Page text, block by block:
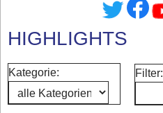
HIGHLIGHTS
Kategorie: Filter: